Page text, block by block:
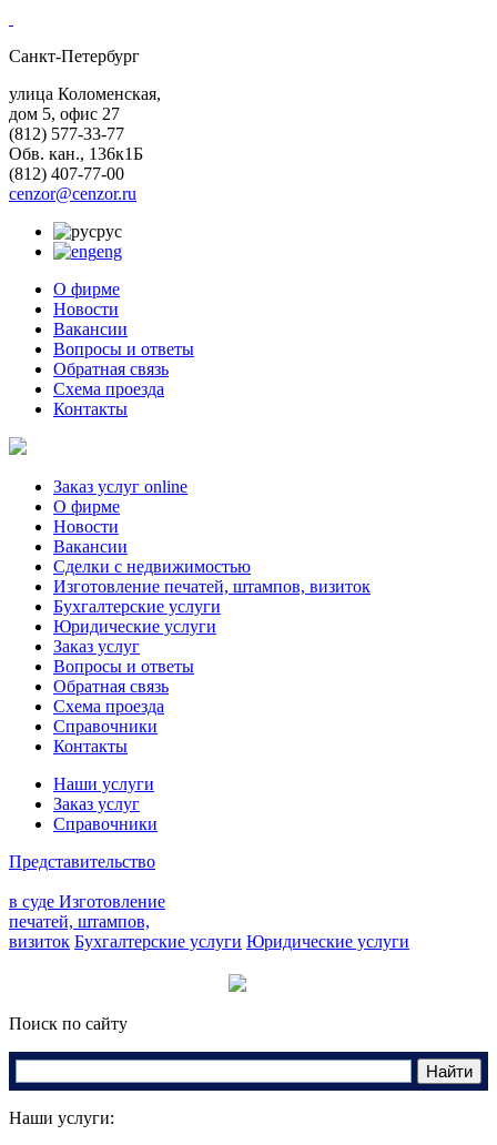
Санкт-Петербург
улица Коломенская,
дом 5, офис 27
(812) 577-33-77
Обв. кан., 136к1Б
(812) 407-77-00
cenzor@cenzor.ru
рус
eng
О фирме
Новости
Вакансии
Вопросы и ответы
Обратная связь
Схема проезда
Контакты
Заказ услуг online
О фирме
Новости
Вакансии
Сделки с недвижимостью
Изготовление печатей, штампов, визиток
Бухгалтерские услуги
Юридические услуги
Заказ услуг
Вопросы и ответы
Обратная связь
Схема проезда
Справочники
Контакты
Наши услуги
Заказ услуг
Справочники
Представительство
в суде Изготовление
печатей, штампов,
визиток Бухгалтерские услуги Юридические услуги
Поиск по сайту
Наши услуги: